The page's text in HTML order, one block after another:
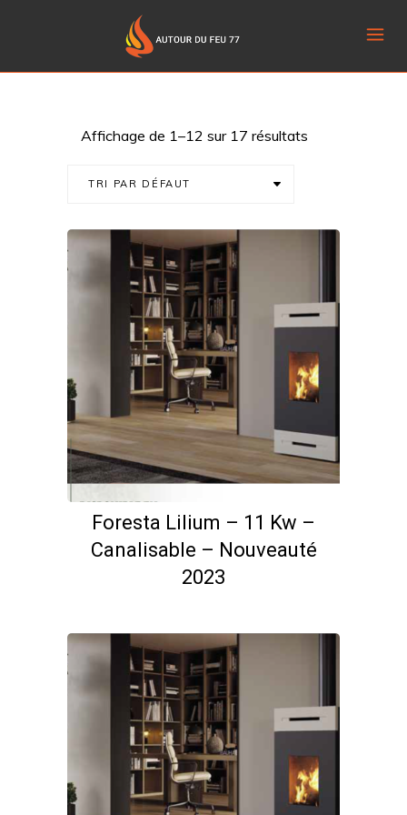
Affichage de 1–12 sur 17 résultats
TRI PAR DÉFAUT
produit
a
plusieurs
options
peuvent
être
choisies
sur
la
page
Foresta Lilium – 11 Kw –
Canalisable – Nouveauté
2023